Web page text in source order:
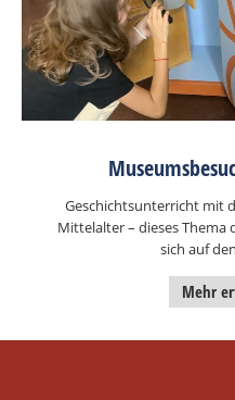
Geschichtsunterricht mit
Mittelalter – dieses
sich auf
Mehr